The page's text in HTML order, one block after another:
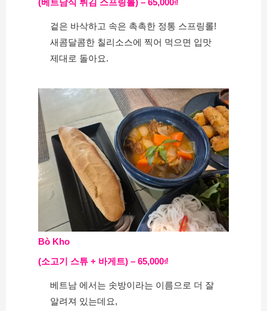
겉은 바삭하고 속은 촉촉한 정통 스프링롤!
새콤달콤한 칠리소스에 찍어 먹으면 입맛
제대로 돌아요.
Bò Kho
(소고기 스튜 + 바게트) – 65,000₫
베트남 에서는 솟방이라는 이름으로 더 잘
알려져 있는데요,